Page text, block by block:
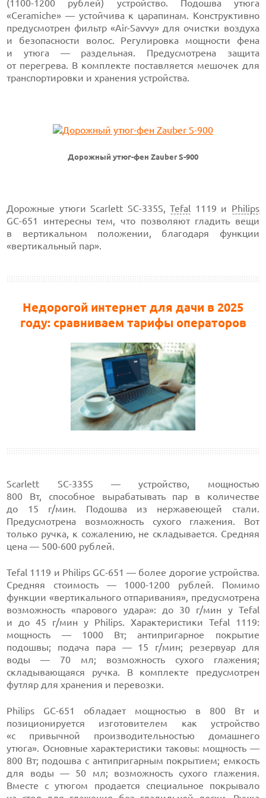
(1100-1200 рублей) устройство. Подошва утюга
«Ceramiche» — устойчива к царапинам. Конструктивно
предусмотрен фильтр «Air-Savvy» для очистки воздуха
и безопасности волос. Регулировка мощности фена
и утюга — раздельная. Предусмотрена защита
от перегрева. В комплекте поставляется мешочек для
транспортировки и хранения устройства.
Дорожный утюг-фен Zauber S-900
Дорожные утюги Scarlett SC-335S,Tefal 1119 и Philips
GC-651 интересны тем, что позволяют гладить вещи
в вертикальном положении, благодаря функции
«вертикальный пар».
Недорогой интернет для дачи в 2025
году: сравниваем тарифы операторов
Scarlett SC-335S — устройство, мощностью
800 Вт, способное вырабатывать пар в количестве
до 15 г/мин. Подошва из нержавеющей стали.
Предусмотрена возможность сухого глажения. Вот
только ручка, к сожалению, не складывается. Средняя
цена — 500-600 рублей.
Tefal 1119 и Philips GC-651 — более дорогие устройства.
Средняя стоимость — 1000-1200 рублей. Помимо
функции «вертикального отпаривания», предусмотрена
возможность «парового удара»: до 30 г/мин у Tefal
и до 45 г/мин у Philips. Характеристики Tefal 1119:
мощность — 1000 Вт; антипригарное покрытие
подошвы; подача пара — 15 г/мин; резервуар для
воды — 70 мл; возможность сухого глажения;
складывающаяся ручка. В комплекте предусмотрен
футляр для хранения и перевозки.
Philips GC-651 обладает мощностью в 800 Вт и
позиционируется изготовителем как устройство
«с привычной производительностью домашнего
утюга». Основные характеристики таковы: мощность —
800 Вт; подошва с антипригарным покрытием; емкость
для воды — 50 мл; возможность сухого глажения.
Вместе с утюгом продается специальное покрывало